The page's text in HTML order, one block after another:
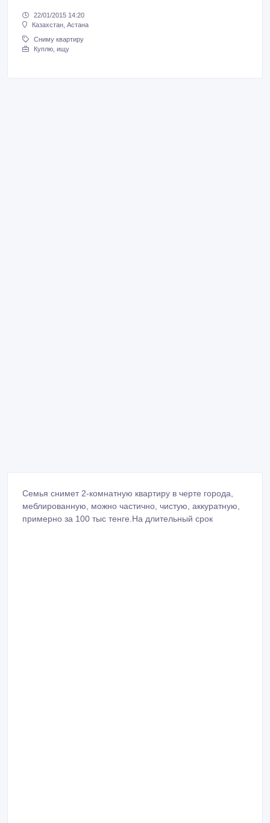
22/01/2015 14:20
Казахстан, Астана
Сниму квартиру
Куплю, ищу
Семья снимет 2-комнатную квартиру в черте города,
меблированную, можно частично, чистую, аккуратную,
примерно за 100 тыс тенге.На длительный срок